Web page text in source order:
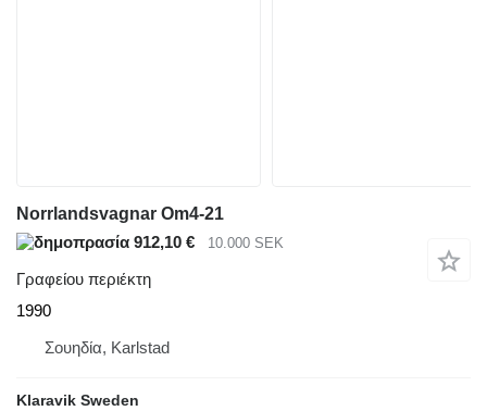
Norrlandsvagnar Om4-21
912,10 €
10.000 SEK
Γραφείου περιέκτη
1990
Σουηδία, Karlstad
Klaravik Sweden